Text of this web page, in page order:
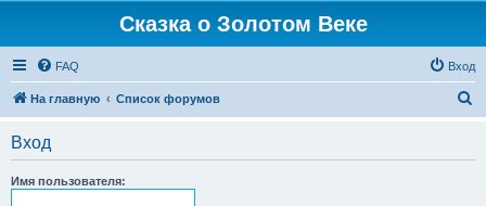
Сказка о Золотом Веке
FAQ Вход
На главную Список форумов
Вход
Имя пользователя: